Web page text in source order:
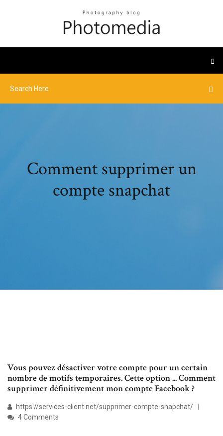
Comment supprimer un
compte snapchat
Vous pouvez désactiver votre compte pour un certain
nombre de motifs temporaires. Cette option ... Comment
supprimer définitivement mon compte Facebook ?
https://services-client.net/supprimer-compte-snapchat/
4 Comments